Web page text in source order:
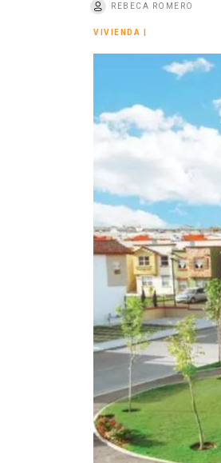
REBECA ROMERO
VIVIENDA